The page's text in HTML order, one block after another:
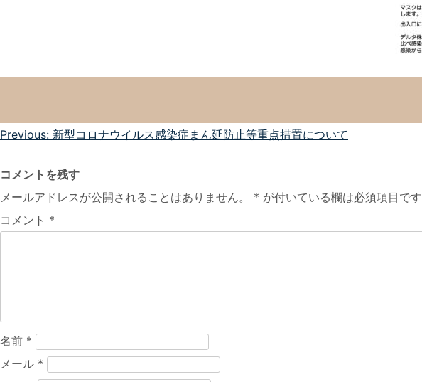
投
ナ
ビ
ゲ
Previous: 新型コロナウイルス感染症まん延防止等重点措置について
コメントを残す
メールアドレスが公開されることはありません。
* が付いている欄は必須項目です
コメント *
名前 *
メール *